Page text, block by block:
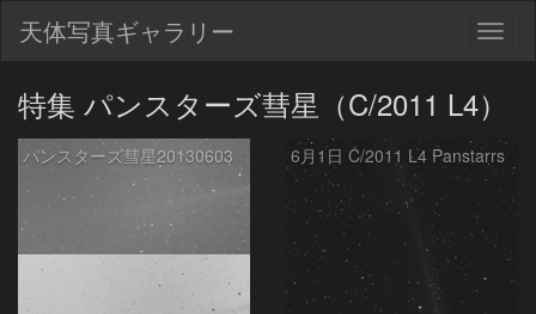
天体写真ギャラリー
特集 パンスターズ彗星（C/2011 L4）
パンスターズ彗星20130603 6月1日 C/2011 L4 Panstarrs